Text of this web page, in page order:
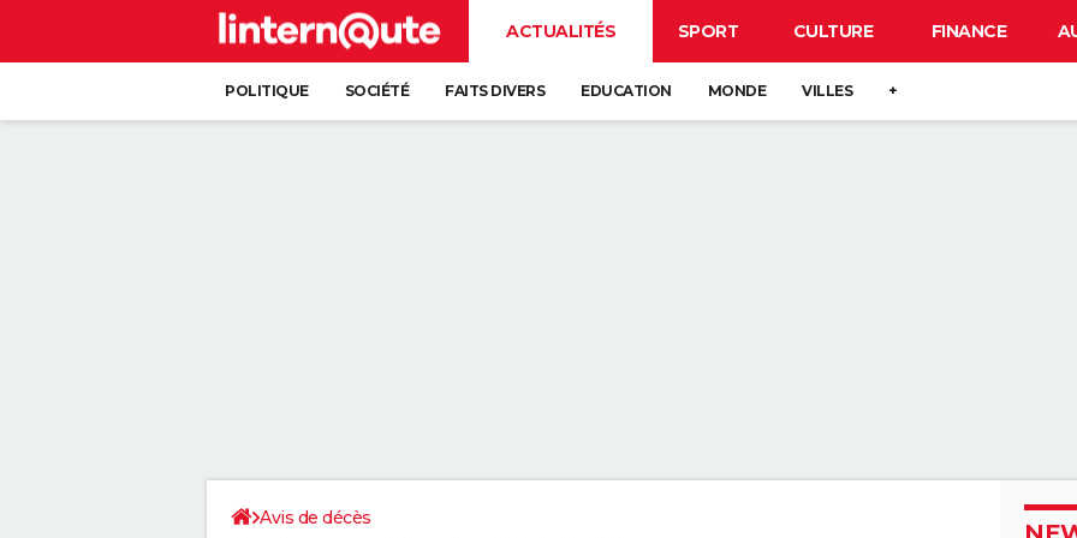
ACTUALITÉS SPORT CULTURE FINANCE
POLITIQUE SOCIÉTÉ FAITS DIVERS EDUCATION MONDE VILLES +
Avis de décès